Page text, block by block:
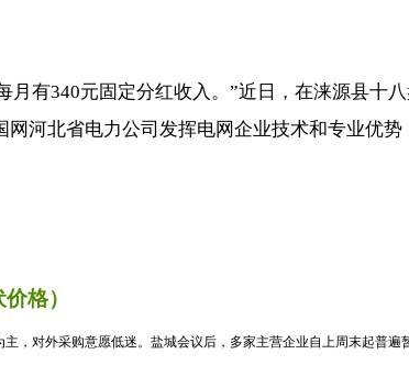
有340元固定分红收入。”近日，在涞源县十
河北省电力公司发挥电网企业技术和专业优势
格）
，对外采购意愿低迷。盐城会议后，多家主营企业自上周末起普遍